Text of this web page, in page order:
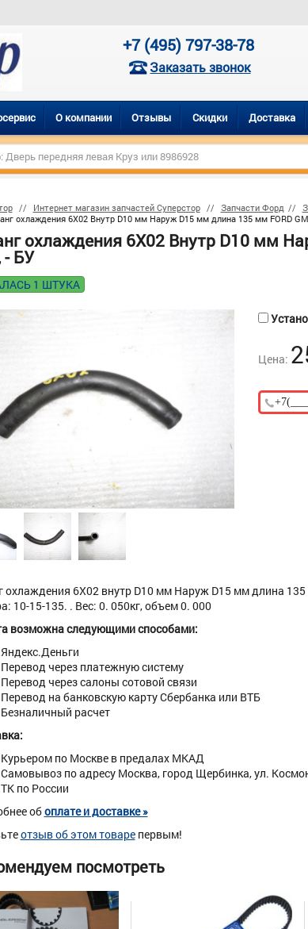
+7 (495) 797-38-78
Заказать звонок
О компании Отзывы Скидки Доставка
Интернет магазин запчастей Суперстор Запчасти Форд
охлаждения 6X02 Внутр D10 мм Наруж D15 мм длина 135 мм FORD
охлаждения 6X02 Внутр D10 мм
- БУ
1 ШТУКА
Цена:
охлаждения 6X02 внутр D10 мм Наруж D15 мм длина
10-15-135. . Вес: 0. 050кг, объем 0. 000
возможна следующими способами:
Яндекс.Деньги
Перевод через платежную систему
Перевод через салоны сотовой связи
Перевод на банковскую карту Сбербанка или ВТБ
Безналичный расчет
Курьером по Москве в предалах МКАД
Самовывоз по адресу Москва, город Щербинка, ул.
ТК по России
обоплате и доставке »
отзыв об этом товарепервым!
посмотреть